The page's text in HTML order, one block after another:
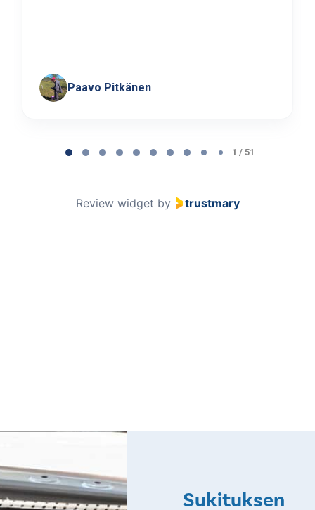
Paavo Pitkänen
1 / 51
Review widget by trustmary
Sukituksen